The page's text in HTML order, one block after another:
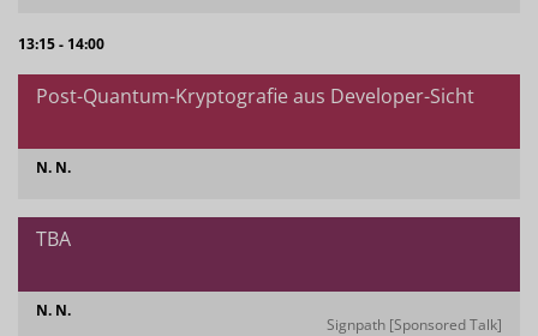
13:15 - 14:00
Post-Quantum-Kryptografie aus Developer-Sicht
N. N.
TBA
N. N.
Signpath [Sponsored Talk]